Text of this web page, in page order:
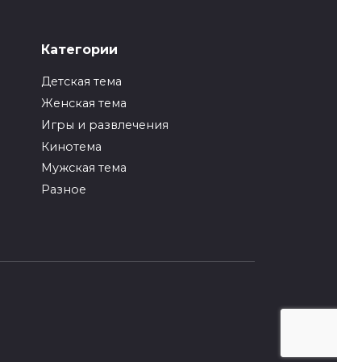
Как упаковать вещи
0
Как вырастить ананас
из верхушки в
Категории
Детская тема
Женская тема
Игры и развлечения
Кинотема
Мужская тема
Разное